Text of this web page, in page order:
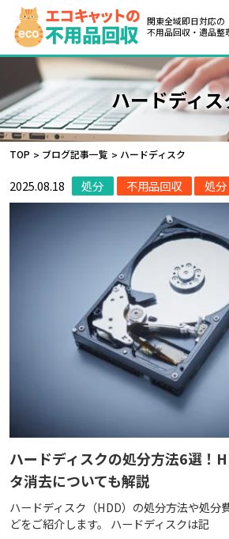
関東全域即日対応の
不用品回収・遺品整
ハードディス
TOP ブログ記事一覧 ハードディスク
2025.08.18 処分 不用品回収 処分
ハードディスクの処分方法6選！
タ消去についても解説
ハードディスク（HDD）の処分方法や処分
どをご紹介します。 ハードディスクは記